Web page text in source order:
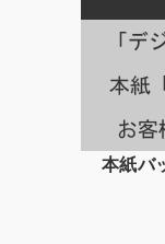
本紙バ